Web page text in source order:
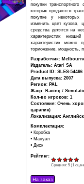
задания,
внимание
состязаться
В игре
известных
игроку
сумму денег
(чем
покупки
которых
покупке у
изменить
средства